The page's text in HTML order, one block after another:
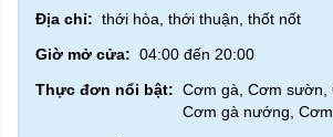
Địa chỉ: thới hòa, thới thuận, thốt nốt
Giờ mở cửa: 04:00 đến 20:00
Thực đơn nổi bật: Cơm gà, Cơm sườn,
Cơm gà nướng,